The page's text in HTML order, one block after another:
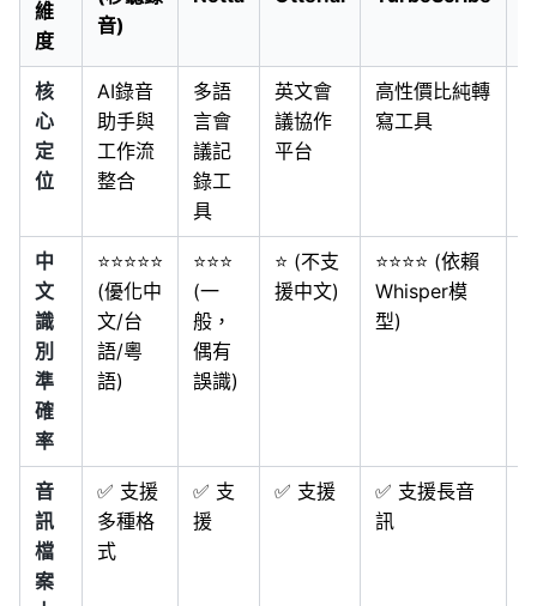
維
度
音)
核
心
定
位
AI錄音
助手與
工作流
整合
多語
言會
議記
錄工
具
英文會
議協作
平台
高性價比純轉
寫工具
中
文
識
別
準
確
率
⭐⭐⭐⭐⭐
(優化中
文/台
語/粵
語)
⭐⭐⭐
(一
般，
偶有
誤識)
⭐ (不支
援中文)
⭐⭐⭐⭐ (依賴
Whisper模
型)
音
訊
檔
案
✅ 支援
多種格
式
✅ 支
援
✅ 支援
✅ 支援長音
訊